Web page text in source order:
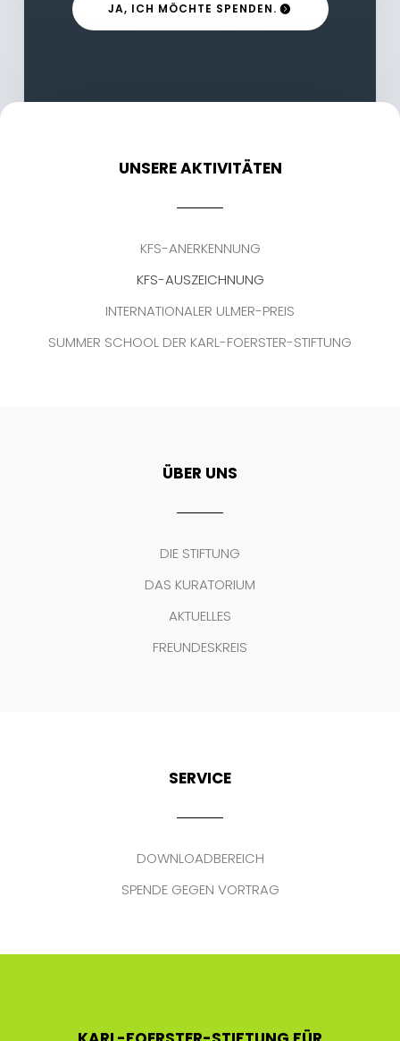
JA, ICH MÖCHTE SPENDEN.
UNSERE AKTIVITÄTEN
KFS-ANERKENNUNG
KFS-AUSZEICHNUNG
INTERNATIONALER ULMER-PREIS
SUMMER SCHOOL DER KARL-FOERSTER-STIFTUNG
ÜBER UNS
DIE STIFTUNG
DAS KURATORIUM
AKTUELLES
FREUNDESKREIS
SERVICE
DOWNLOADBEREICH
SPENDE GEGEN VORTRAG